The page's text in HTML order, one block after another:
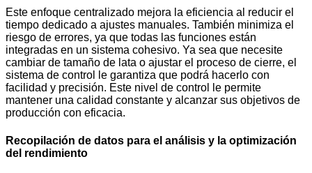
Este enfoque centralizado mejora la eficiencia al reducir el
tiempo dedicado a ajustes manuales. También minimiza el
riesgo de errores, ya que todas las funciones están
integradas en un sistema cohesivo. Ya sea que necesite
cambiar de tamaño de lata o ajustar el proceso de cierre, el
sistema de control le garantiza que podrá hacerlo con
facilidad y precisión. Este nivel de control le permite
mantener una calidad constante y alcanzar sus objetivos de
producción con eficacia.
Recopilación de datos para el análisis y la optimización
del rendimiento